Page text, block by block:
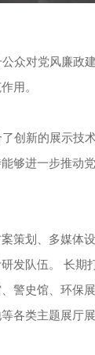
众对党风廉政
用。
创新的展示技
够进一步推动
策划、多媒体
发队伍。 长
警史馆、环保
各类主题展厅